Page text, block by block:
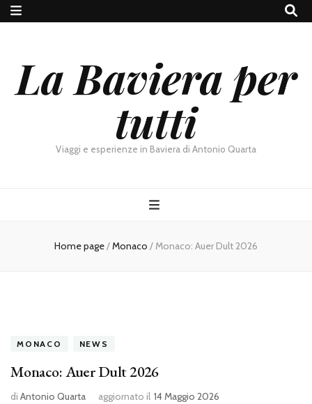
La Baviera per
tutti
Viaggi e esperienze in Baviera di Antonio Quarta
Home page/Monaco /Monaco: Auer Dult 2026
MONACO NEWS
Monaco: Auer Dult 2026
di Antonio Quarta aggiornato il 14 Maggio 2026